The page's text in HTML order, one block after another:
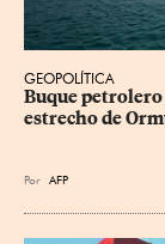
GEOPOLÍTICA
Buque
estrecho de
Por AFP